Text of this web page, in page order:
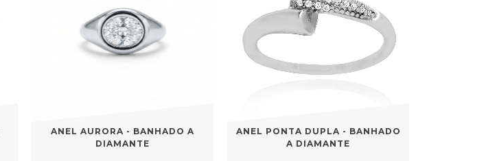
ANEL AURORA - BANHADO A
DIAMANTE
ANEL PONTA DUPLA - BANHADO
A DIAMANTE